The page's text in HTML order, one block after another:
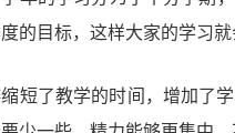
的目标，这样大家的学习
短了教学的时间，增加了